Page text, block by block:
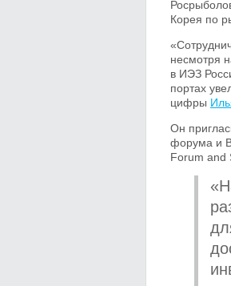
Корея по
несмотря
в ИЭЗ
портах
цифры
Он
форума и
Forum and